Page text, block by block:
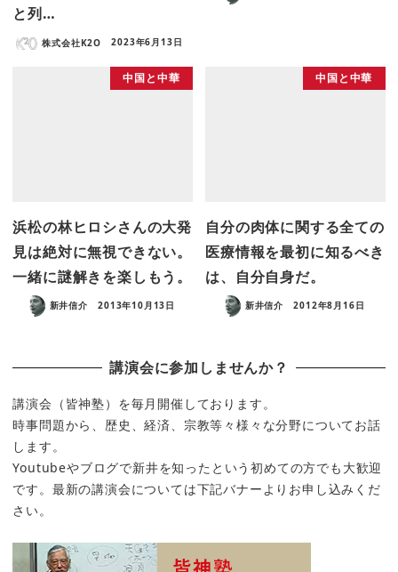
と列…
株式会社K2O 2023年6月13日
中国と中華
浜松の林ヒロシさんの大発
見は絶対に無視できない。
一緒に謎解きを楽しもう。
新井信介 2013年10月13日
中国と中華
自分の肉体に関する全ての
医療情報を最初に知るべき
は、自分自身だ。
新井信介 2012年8月16日
講演会に参加しませんか？
講演会（皆神塾）を毎月開催しております。
時事問題から、歴史、経済、宗教等々様々な分野についてお話
します。
Youtubeやブログで新井を知ったという初めての方でも大歓迎
です。最新の講演会については下記バナーよりお申し込みくだ
さい。